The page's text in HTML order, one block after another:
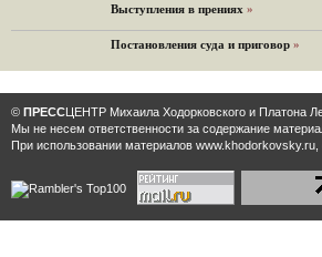
11.08.2014
«Удивительно сильная, мощная и
достойная только преклонения
10 комментариев
6.08.2014
Марина Филипповна
«Я долго была молодой!»
"Новая" рассказывает о судьбе
Марины Филипповны и
Выступления в прениях »
Постановления суда и приговор »
© ПРЕССЦЕНТР Михаила Ходорковского и Платона
Мы не несем ответственности за содержание
При использовании материалов www.khodorkovsky.ru,